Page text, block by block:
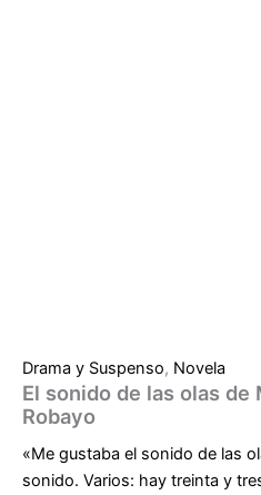
Drama y Suspenso, Novela
El sonido de las olas de
Robayo
«Me gustaba el sonido de las
sonido. Varios: hay treinta y